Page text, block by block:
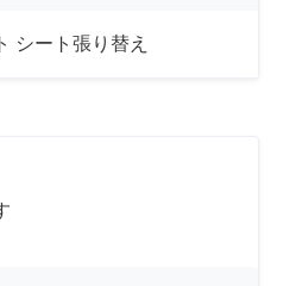
シート張り替え